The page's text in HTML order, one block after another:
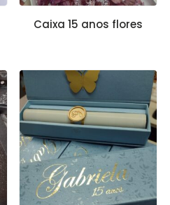
Caixa 15 anos flores